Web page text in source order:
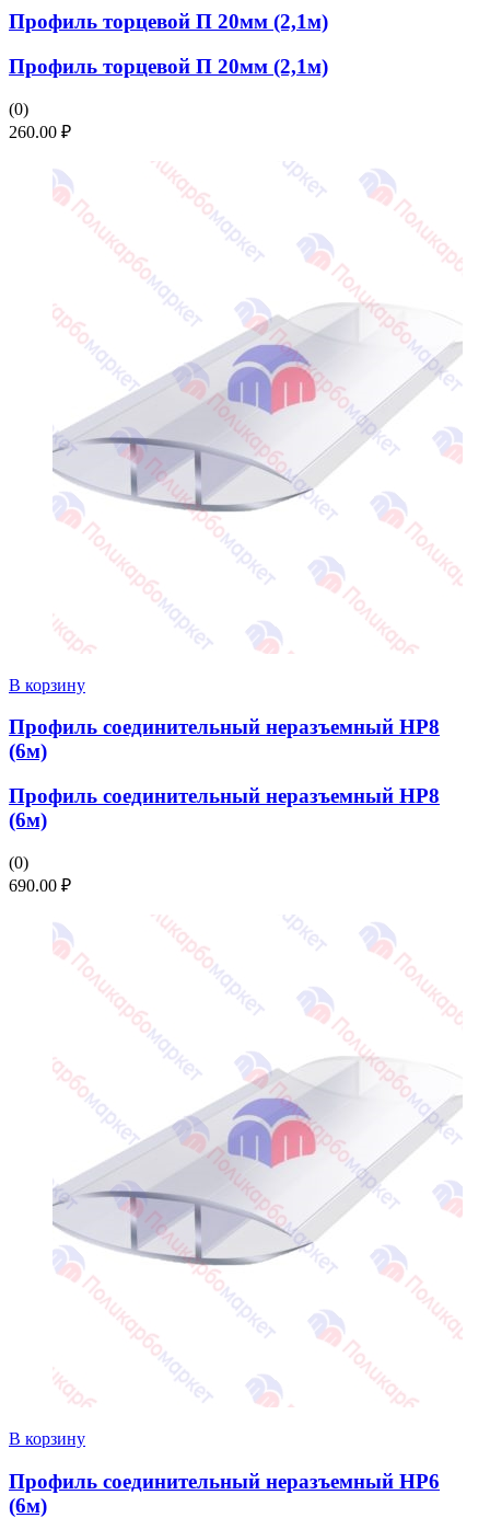
Профиль торцевой П 20мм (2,1м)
Профиль торцевой П 20мм (2,1м)
(0)
260.00 ₽
В корзину
Профиль соединительный неразъемный НР8
(6м)
Профиль соединительный неразъемный НР8
(6м)
(0)
690.00 ₽
В корзину
Профиль соединительный неразъемный НР6
(6м)